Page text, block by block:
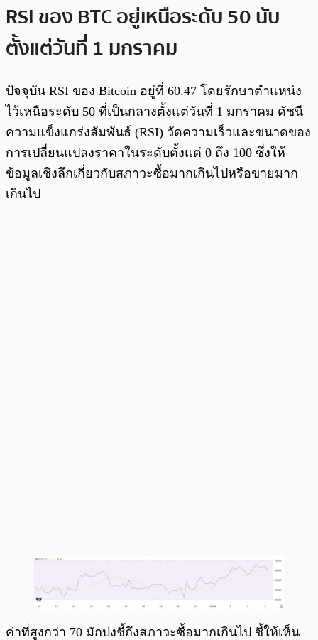
RSI ของ BTC อยู่เหนือระดับ 50 นับ
ตั้งแต่วันที่ 1 มกราคม
ปัจจุบัน RSI ของ Bitcoin อยู่ที่ 60.47 โดยรักษาตำแหน่ง
ไว้เหนือระดับ 50 ที่เป็นกลางตั้งแต่วันที่ 1 มกราคม ดัชนี
ความแข็งแกร่งสัมพันธ์ (RSI) วัดความเร็วและขนาดของ
การเปลี่ยนแปลงราคาในระดับตั้งแต่ 0 ถึง 100 ซึ่งให้
ข้อมูลเชิงลึกเกี่ยวกับสภาวะซื้อมากเกินไปหรือขายมาก
เกินไป
ค่าที่สูงกว่า 70 มักบ่งชี้ถึงสภาวะซื้อมากเกินไป ชี้ให้เห็น